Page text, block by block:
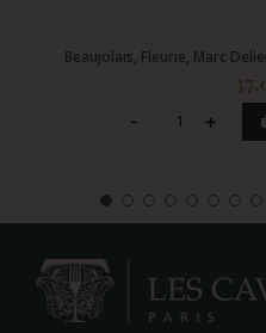
Beaujolais, Fleurie, Marc